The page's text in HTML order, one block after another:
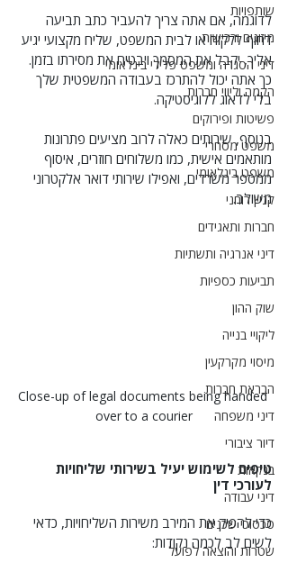
שותפויות
מיזוגים ורכישות
דיני הסגרה ומשפט פלילי בינלאומי
הקמה וליווי חברות
פשיטות ופירוקים
משפט מסחרי
משפט בינלאומי
קניין רוחני
חברות ותאגידים
דיני אנרגיה ותשתיות
תביעות כספיות
שוק ההון
ליקויי בנייה
מיסוי מקרקעין
הבראת חברות
דיני משפחה
דיור ציבורי
בנקאות
דיני עבודה
סכסוכי שכנים
שטרות והוצאה לפועל
לדוגמה, אם אתה צריך להעביר כתב תביעה
דחוף ללקוח או לבית המשפט, שליח מקצועי יגיע
אליך, יקבל את המסמך ויבטיח את מסירתו בזמן.
כך אתה יכול להתרכז בעבודה המשפטית שלך
בלי לדאוג ללוגיסטיקה.
בנוסף, שירותים כאלה לרוב מציעים פתרונות
מותאמים אישית, כמו משלוחים חוזרים, איסוף
ממספר משרדים, ואפילו שירותי דואר אלקטרוני
משולב.
Close-up of legal documents being handed
over to a courier
טיפים לשימוש יעיל בשירותי שליחויות
לעורכי דין
כדי להפיק את המירב משירות השליחויות, כדאי
לשים לב לכמה נקודות: